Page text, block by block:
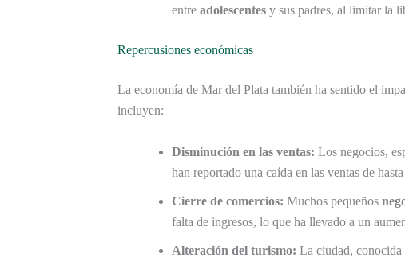
entre adolescentes y sus padres, al limitar la
Repercusiones económicas
La economía de Mar del Plata también ha sentido el
incluyen:
Disminución en las ventas: Los negocios,
han reportado una caída en las ventas de hasta
Cierre de comercios: Muchos pequeños
falta de ingresos, lo que ha llevado a un
Alteración del turismo: La ciudad,